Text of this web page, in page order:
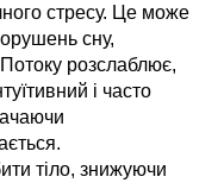
стресу. Це може
сну,
розслаблює,
і часто
тіло, знижуючи